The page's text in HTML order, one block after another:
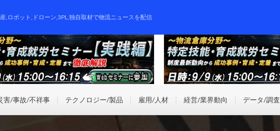
,ロボット,ドローン,3PL,独自取材で物流ニュースを配信
害/事故/不祥事 テクノロジー/製品 雇用/人材 経営/業界動向 データ/調査